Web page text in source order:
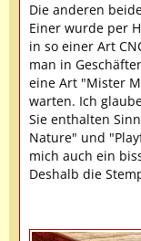
Die anderen
Einer wurde per
in so einer Art
man in
eine Art "Mister
warten. Ich
Sie enthalten
Nature" und
mich auch ein
Deshalb die